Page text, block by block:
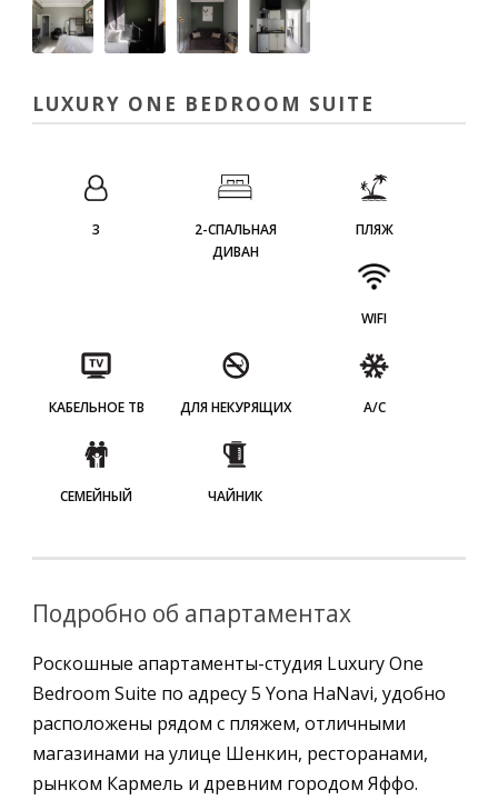
LUXURY ONE BEDROOM SUITE
3
2-СПАЛЬНАЯ
ДИВАН
ПЛЯЖ
WIFI
КАБЕЛЬНОЕ ТВ ДЛЯ НЕКУРЯЩИХ A/C
СЕМЕЙНЫЙ ЧАЙНИК
Подробно об апартаментах
Роскошные апартаменты-студия Luxury One
Bedroom Suite по адресу 5 Yona HaNavi, удобно
расположены рядом с пляжем, отличными
магазинами на улице Шенкин, ресторанами,
рынком Кармель и древним городом Яффо.